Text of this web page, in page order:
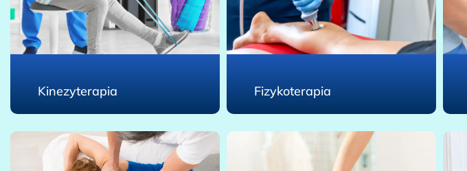
Kinezyterapia Fizykoterapia